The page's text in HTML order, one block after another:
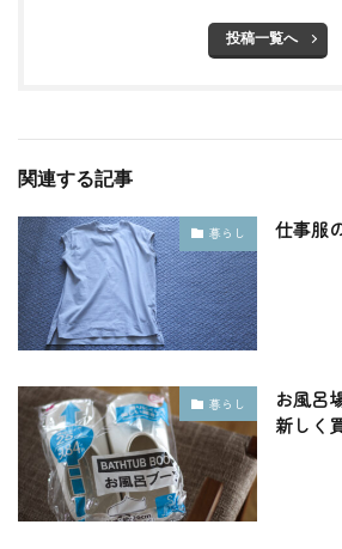
投稿一覧へ
関連する記事
暮らし 仕事服
暮らし
お風呂
新しく